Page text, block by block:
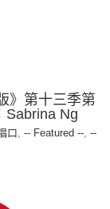
》第十三季第
Ng
口, -- Featured --, --